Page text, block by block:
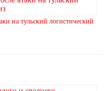
на тульский логистический